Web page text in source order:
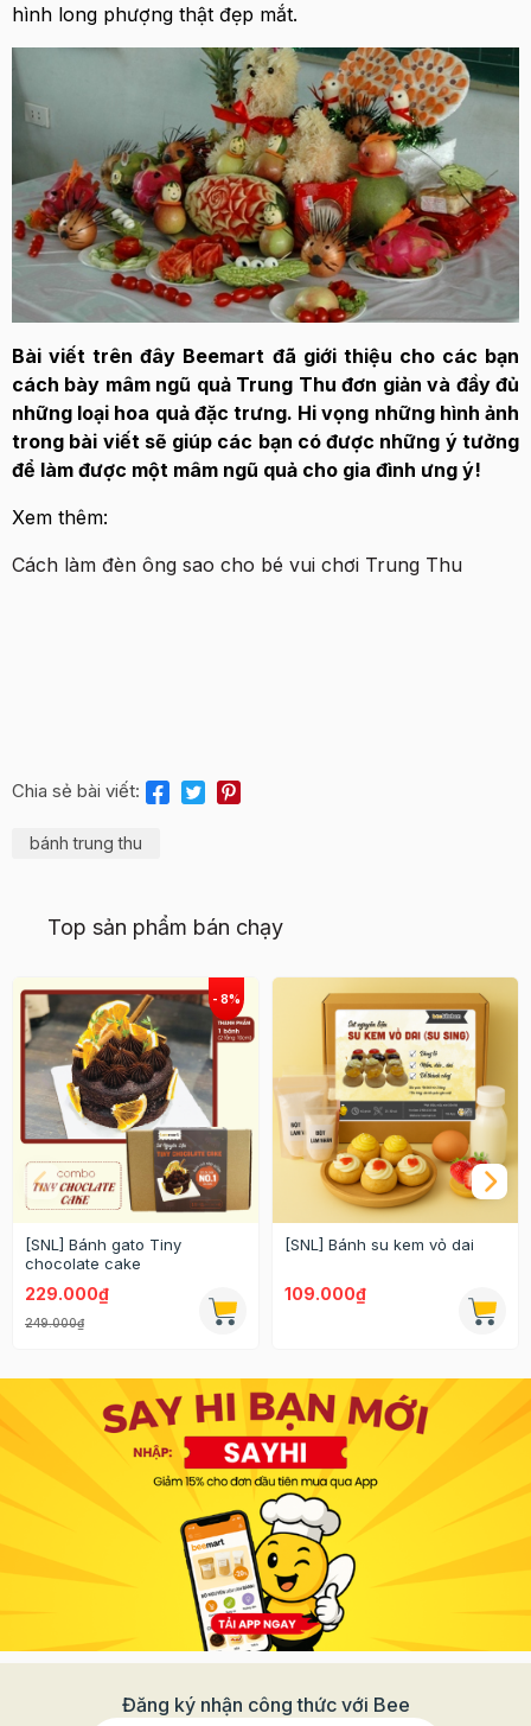
hình long phượng thật đẹp mắt.
Bài viết trên đây Beemart đã giới thiệu cho các bạn
cách bày mâm ngũ quả Trung Thu đơn giản và đầy đủ
những loại hoa quả đặc trưng. Hi vọng những hình ảnh
trong bài viết sẽ giúp các bạn có được những ý tưởng
để làm được một mâm ngũ quả cho gia đình ưng ý!
Xem thêm:
Cách làm đèn ông sao cho bé vui chơi Trung Thu
Chia sẻ bài viết:
bánh trung thu
Top sản phẩm bán chạy
[SNL] Bánh gato Tiny
chocolate cake
229.000₫
249.000₫
[SNL] Bánh su kem vỏ dai
109.000₫
Đăng ký nhận công thức với Bee